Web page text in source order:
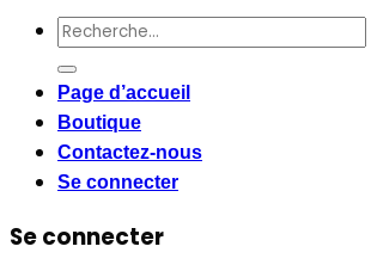
Recherche
pour :
Page d’accueil
Boutique
Contactez-nous
Se connecter
Se connecter